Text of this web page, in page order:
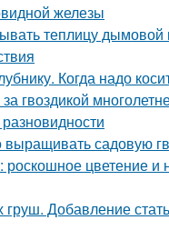
железы
теплицу
Когда надо
гвоздикой
выращивать садовую
роскошное цветение
груш. Добавление